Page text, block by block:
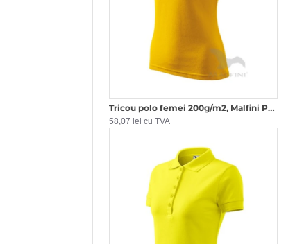
Tricou polo femei 200g/m2, Malfini Pique Polo 210, Galben
58,07 lei cu TVA